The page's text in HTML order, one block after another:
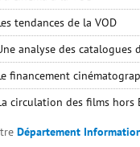
tendances de la VOD
analyse des catalogues
financement
circulation des films hors
Département